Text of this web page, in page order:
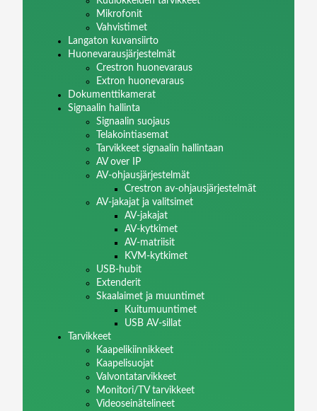
Mikrofonit
Vahvistimet
Langaton kuvansiirto
Huonevarausjärjestelmät
Crestron huonevaraus
Extron huonevaraus
Dokumenttikamerat
Signaalin hallinta
Signaalin suojaus
Telakointiasemat
Tarvikkeet signaalin hallintaan
AV over IP
AV-ohjausjärjestelmät
Crestron av-ohjausjärjestelmät
AV-jakajat ja valitsimet
AV-jakajat
AV-kytkimet
AV-matriisit
KVM-kytkimet
USB-hubit
Extenderit
Skaalaimet ja muuntimet
Kuitumuuntimet
USB AV-sillat
Tarvikkeet
Kaapelikiinnikkeet
Kaapelisuojat
Valvontatarvikkeet
Monitori/TV tarvikkeet
Videoseinätelineet